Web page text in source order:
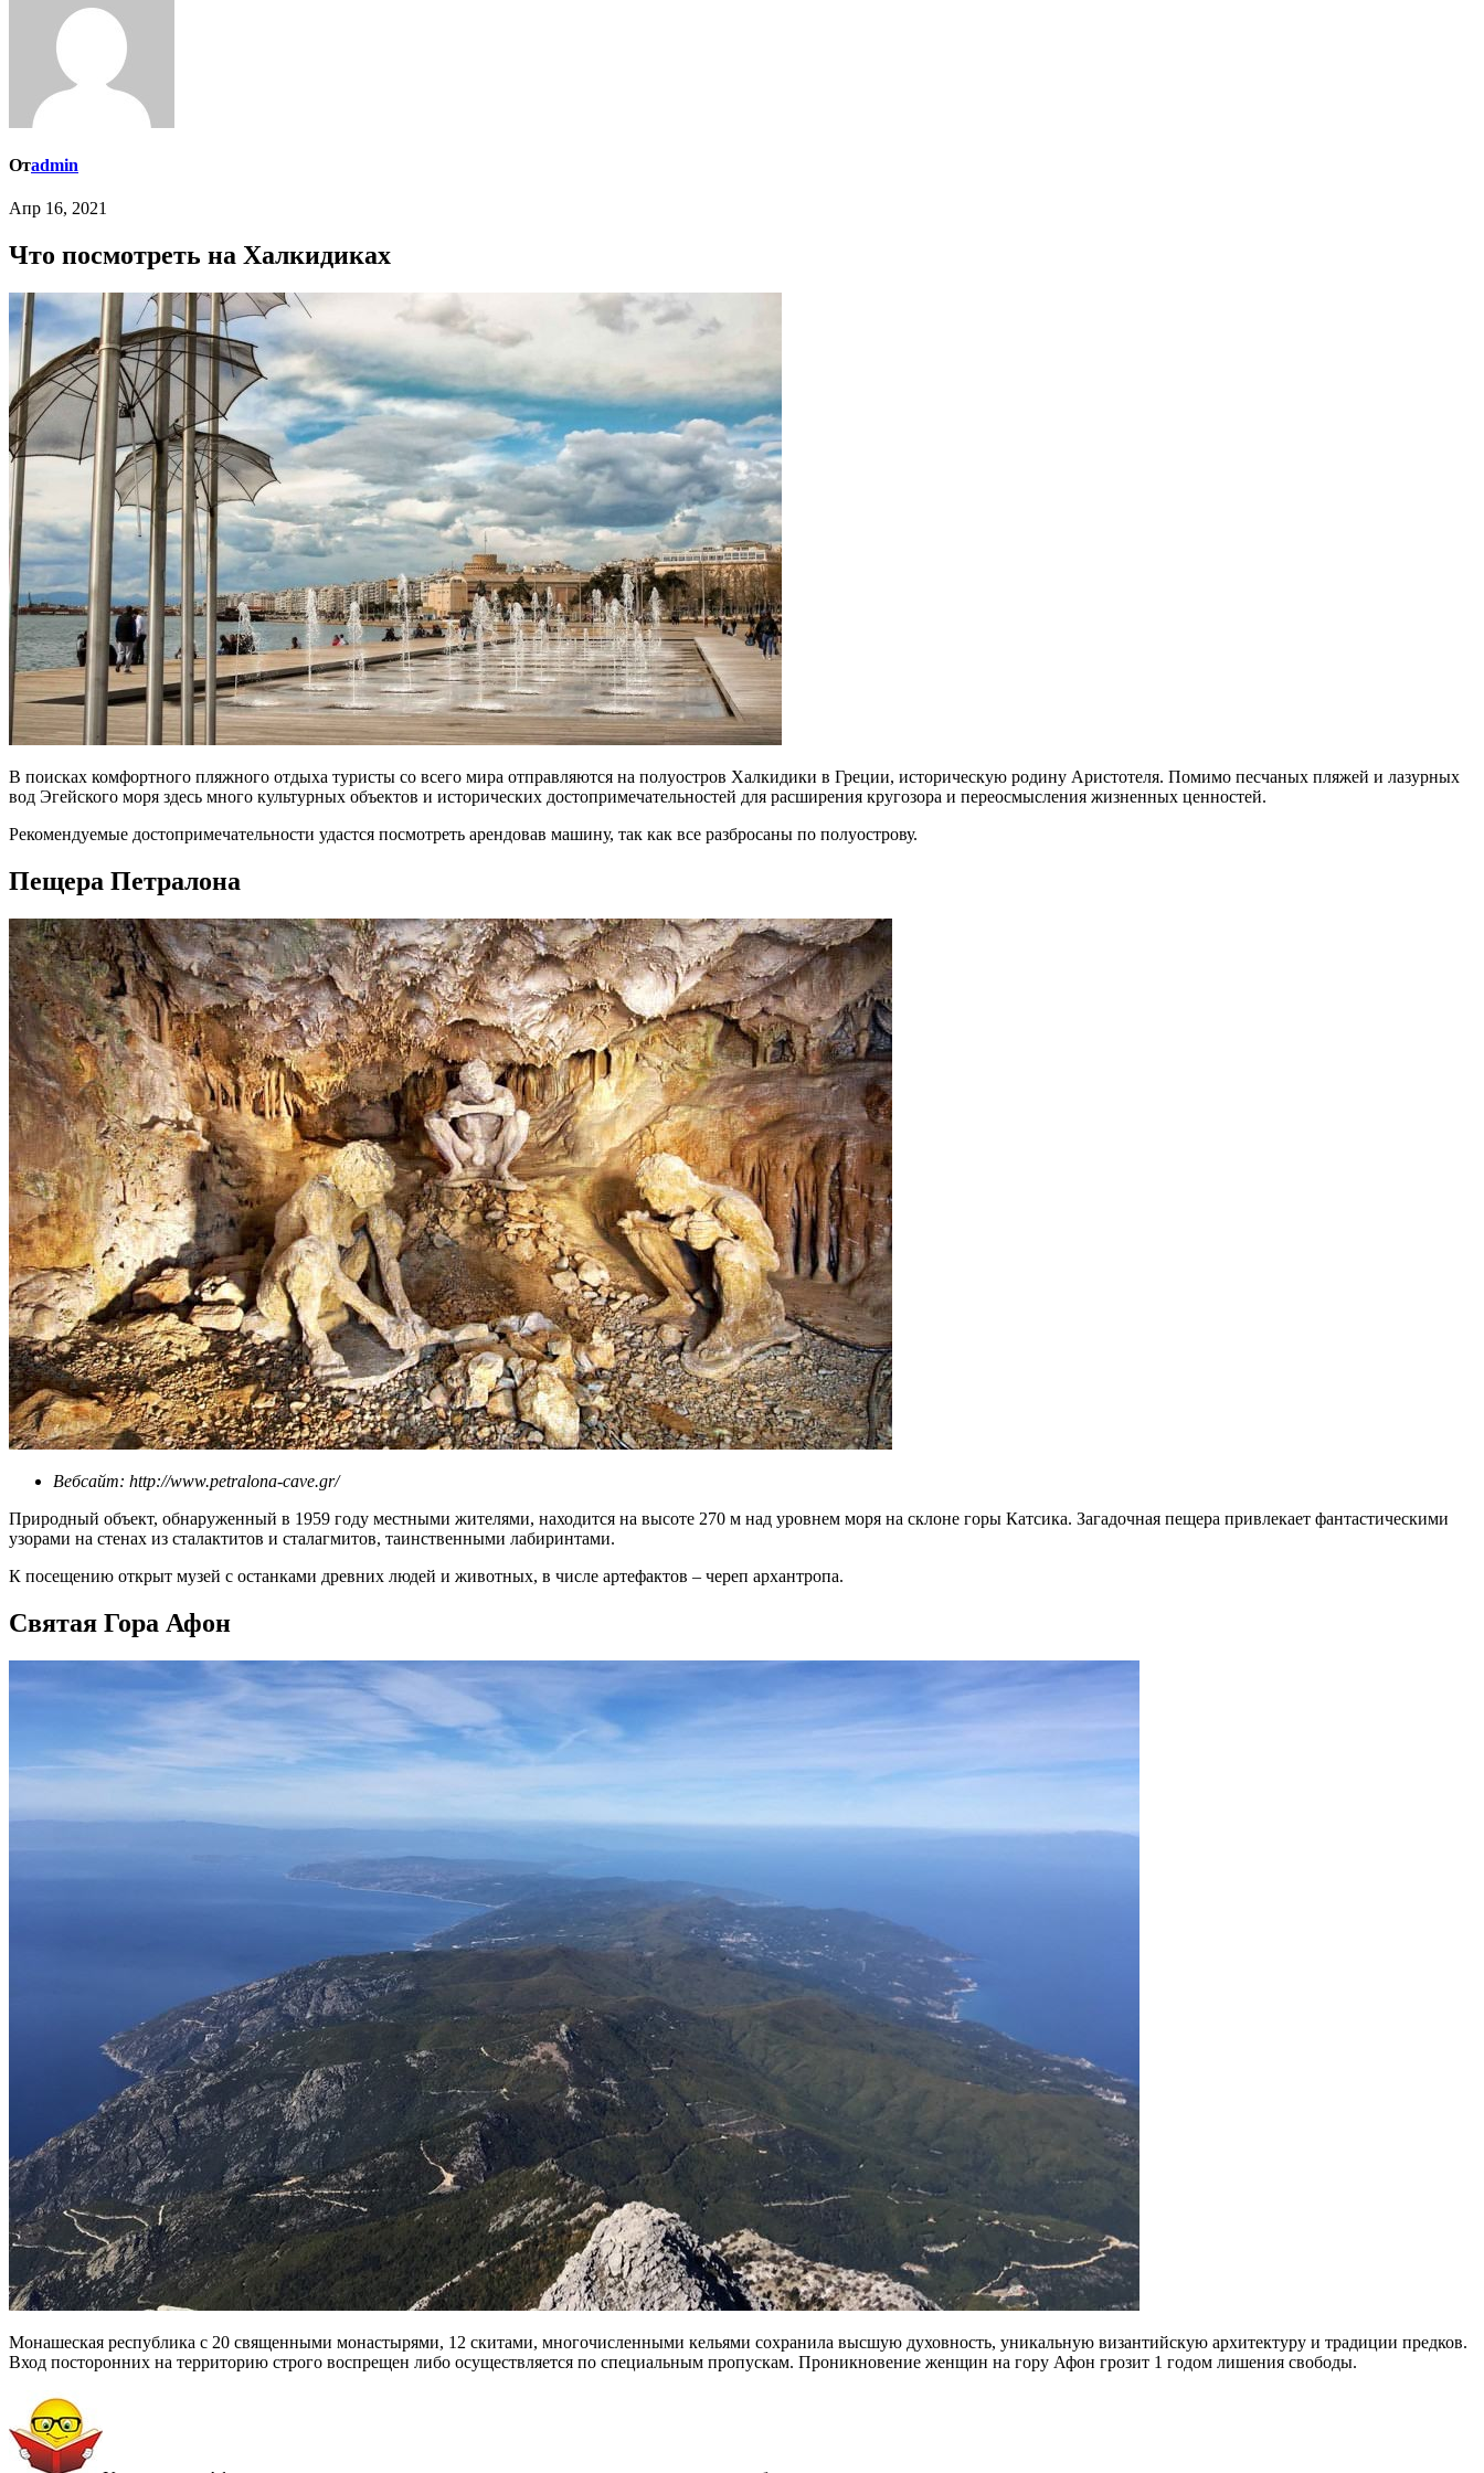
Отadmin
Апр 16, 2021
Что посмотреть на Халкидиках
В поисках комфортного пляжного отдыха туристы со всего мира отправляются на полуостров Халкидики в Греции, историческую родину Аристотеля. Помимо песчаных пляжей и лазурных
вод Эгейского моря здесь много культурных объектов и исторических достопримечательностей для расширения кругозора и переосмысления жизненных ценностей.
Рекомендуемые достопримечательности удастся посмотреть арендовав машину, так как все разбросаны по полуострову.
Пещера Петралона
Вебсайт: http://www.petralona-cave.gr/
Природный объект, обнаруженный в 1959 году местными жителями, находится на высоте 270 м над уровнем моря на склоне горы Катсика. Загадочная пещера привлекает фантастическими
узорами на стенах из сталактитов и сталагмитов, таинственными лабиринтами.
К посещению открыт музей с останками древних людей и животных, в числе артефактов – череп архантропа.
Святая Гора Афон
Монашеская республика с 20 священными монастырями, 12 скитами, многочисленными кельями сохранила высшую духовность, уникальную византийскую архитектуру и традиции предков.
Вход посторонних на территорию строго воспрещен либо осуществляется по специальным пропускам. Проникновение женщин на гору Афон грозит 1 годом лишения свободы.